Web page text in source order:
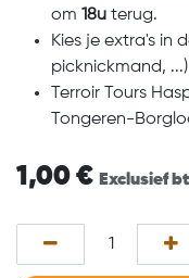
om 18u terug.
Kies je extra's in
picknickmand, ...)
Terroir Tours
Tongeren-
1,00€ Exclusief